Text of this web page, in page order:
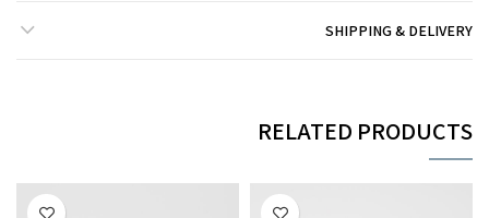
SHIPPING & DELIVERY
RELATED PRODUCTS